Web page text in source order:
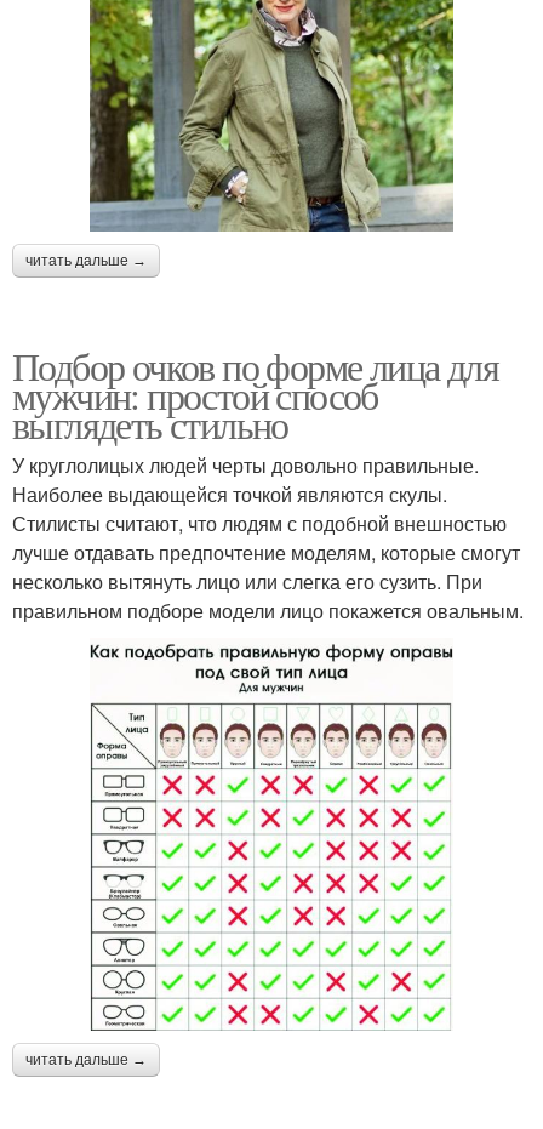
читать дальше →
Подбор очков по форме лица для
мужчин: простой способ
выглядеть стильно
У круглолицых людей черты довольно правильные.
Наиболее выдающейся точкой являются скулы.
Стилисты считают, что людям с подобной внешностью
лучше отдавать предпочтение моделям, которые смогут
несколько вытянуть лицо или слегка его сузить. При
правильном подборе модели лицо покажется овальным.
читать дальше →